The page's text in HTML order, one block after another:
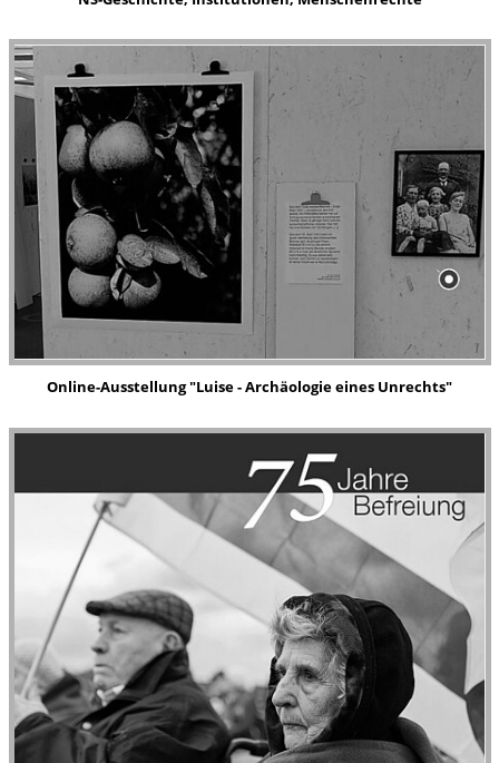
Online-Ausstellung "Luise - Archäologie eines Unrechts"